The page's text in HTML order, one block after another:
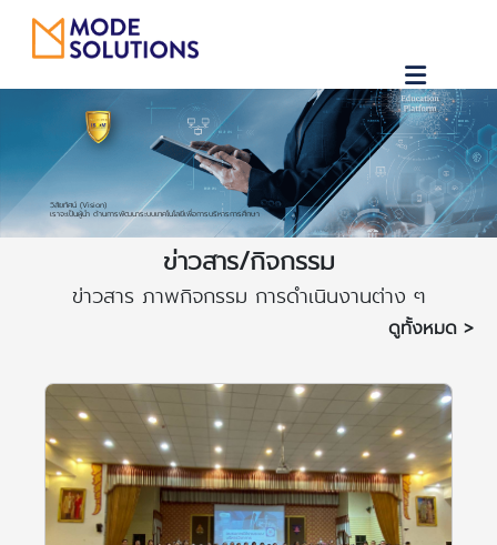
วิสัยทัศน์ (Vision)
เราจะเป็นผู้นำ ด้านการพัฒนาระบบเทคโนโลยีเพื่อการบริหารการศึกษา
ข่าวสาร/กิจกรรม
ข่าวสาร ภาพกิจกรรม การดำเนินงานต่าง ๆ
ดูทั้งหมด >